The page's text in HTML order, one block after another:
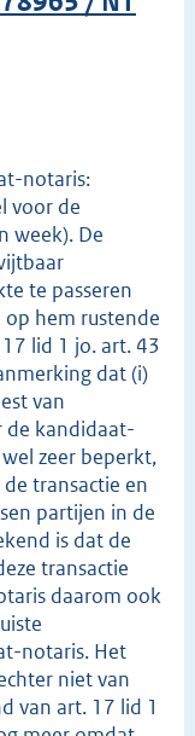
notaris:
voor de
week). De
te passeren
hem rustende
lid 1 jo. art. 43
dat (i)
van
de kandidaat-
zeer beperkt,
transactie en
partijen in de
is dat de
transactie
daarom ook
notaris. Het
niet van
van art. 17 lid 1